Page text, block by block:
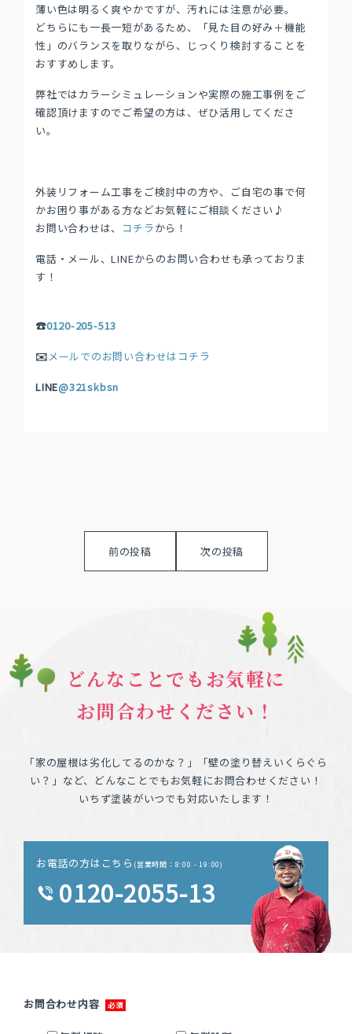
薄い色は明るく爽やかですが、汚れには注意が必要。
どちらにも一長一短があるため、「見た目の好み＋機能
性」のバランスを取りながら、じっくり検討することを
おすすめします。
弊社ではカラーシミュレーションや実際の施工事例をご
確認頂けますのでご希望の方は、ぜひ活用してくださ
い。
外装リフォーム工事をご検討中の方や、ご自宅の事で何
かお困り事がある方などお気軽にご相談ください♪
お問い合わせは、 コチラから！
電話・メール、LINEからのお問い合わせも承っておりま
す！
☎0120-205-513
✉️メールでのお問い合わせはコチラ
LINE@321skbsn
前の投稿 次の投稿
どんなことでもお気軽に
お問合わせください！
「家の屋根は劣化してるのかな？」「壁の塗り替えいくらぐら
い？」など、どんなことでもお気軽にお問合わせください！
いちず塗装がいつでも対応いたします！
お電話の方はこちら (営業時間：8:00 - 19:00)
0120-2055-13
お問合わせ内容